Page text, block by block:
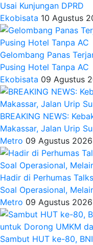
Usai Kunjungan DPRD
Ekobisata 10 Agustus
Gelombang Panas
Pusing Hotel Tanpa AC
Ekobisata 09 Agustus
BREAKING NEWS:
Makassar, Jalan Urip
Metro 09 Agustus
Hadir di Perhumas
Soal Operasional,
Metro 09 Agustus
Sambut HUT ke-80,